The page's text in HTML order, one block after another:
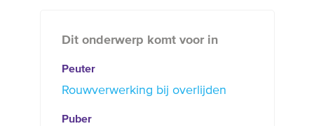
Dit onderwerp komt voor in
Peuter
Rouwverwerking bij overlijden
Puber